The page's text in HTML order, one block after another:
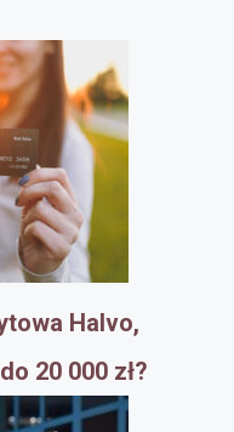
Halvo,
20 000 zł?